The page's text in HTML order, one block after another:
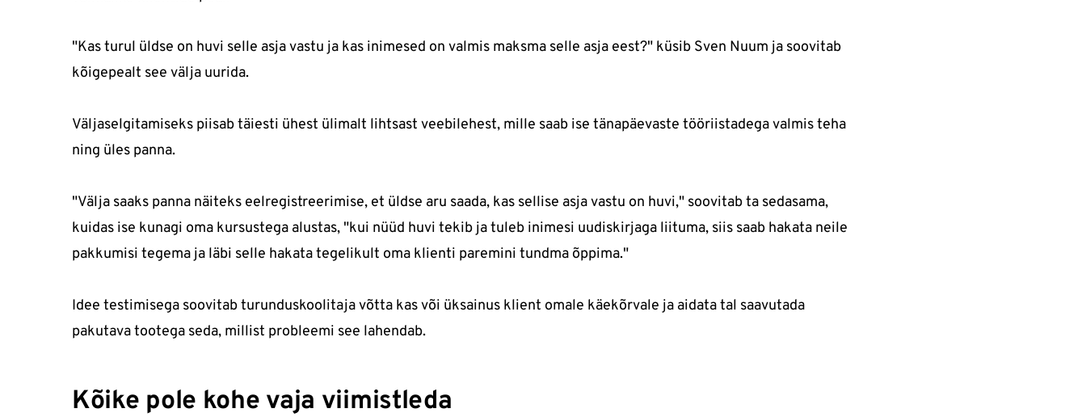
"Kas turul üldse on huvi selle asja vastu ja kas inimesed on valmis maksma selle asja eest?" küsib Sven Nuum ja soovitab
kõigepealt see välja uurida.
Väljaselgitamiseks piisab täiesti ühest ülimalt lihtsast veebilehest, mille saab ise tänapäevaste tööriistadega valmis teha
ning üles panna.
"Välja saaks panna näiteks eelregistreerimise, et üldse aru saada, kas sellise asja vastu on huvi," soovitab ta sedasama,
kuidas ise kunagi oma kursustega alustas, "kui nüüd huvi tekib ja tuleb inimesi uudiskirjaga liituma, siis saab hakata neile
pakkumisi tegema ja läbi selle hakata tegelikult oma klienti paremini tundma õppima."
Idee testimisega soovitab turunduskoolitaja võtta kas või üksainus klient omale käekõrvale ja aidata tal saavutada
pakutava tootega seda, millist probleemi see lahendab.
Kõike pole kohe vaja viimistleda